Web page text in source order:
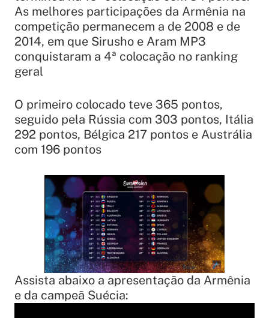
As melhores participações da Armênia na
competição permanecem a de 2008 e de
2014, em que Sirusho e Aram MP3
conquistaram a 4ª colocação no ranking
geral
O primeiro colocado teve 365 pontos,
seguido pela Rússia com 303 pontos, Itália
292 pontos, Bélgica 217 pontos e Austrália
com 196 pontos
Assista abaixo a apresentação da Armênia
e da campeã Suécia: